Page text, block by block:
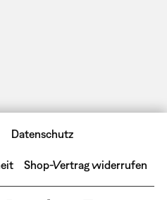
Datenschutz
Shop-Vertrag widerrufen